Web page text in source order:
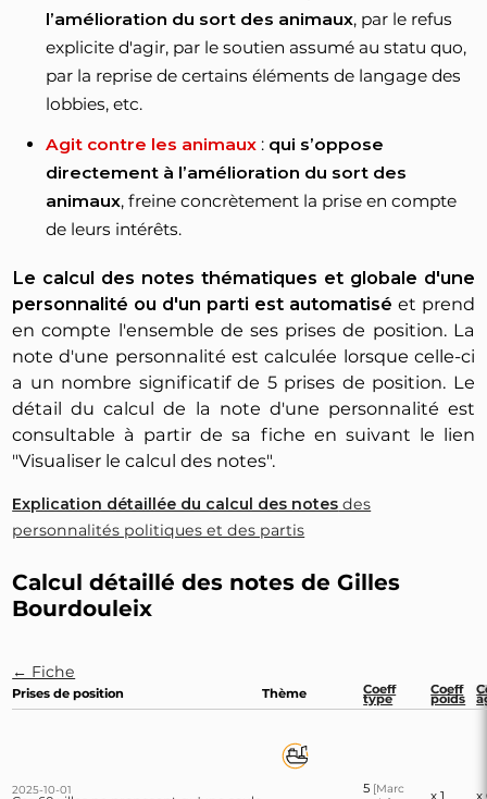
l’amélioration du sort des animaux, par le refus
explicite d'agir, par le soutien assumé au statu quo,
par la reprise de certains éléments de langage des
lobbies, etc.
Agit contre les animaux : qui s’oppose
directement à l’amélioration du sort des
animaux, freine concrètement la prise en compte
de leurs intérêts.
Le calcul des notes thématiques et globale d'une
personnalité ou d'un parti est automatisé et prend
en compte l'ensemble de ses prises de position. La
note d'une personnalité est calculée lorsque celle-ci
a un nombre significatif de 5 prises de position. Le
détail du calcul de la note d'une personnalité est
consultable à partir de sa fiche en suivant le lien
"Visualiser le calcul des notes".
Explication détaillée du calcul des notes des
personnalités politiques et des partis
Calcul détaillé des notes de Gilles
Bourdouleix
← Fiche
Prises de position Thème Coeff
type
Coeff
poids
2025-10-01 5 [Marc